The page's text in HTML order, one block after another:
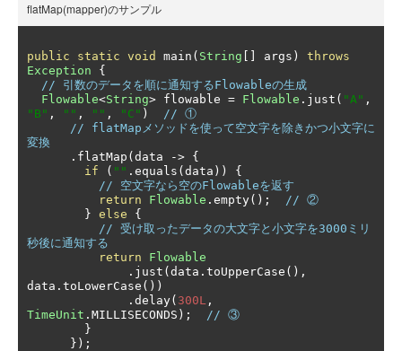
flatMap(mapper)のサンプル
public static void main ( String args )
throws
Exception
{
// 引数のデータを順に通知するFlowableの生成
Flowable<String> flowable = Flowable . just ( "A" ,
"B" , "" , "" , "C" )
// ①
// flatMapメソッドを使って空文字を除きかつ小文字に
変換
. flatMap ( data -> {
if
( "" . equals ( data ))
{
// 空文字なら空のFlowableを返す
return
Flowable . empty();
// ②
} else
{
// 受け取ったデータの大文字と小文字を3000ミリ
秒後に通知する
return
Flowable
. just ( data . toUpperCase (),
data . toLowerCase ())
. delay( 300L ,
TimeUnit . MILLISECONDS );
// ③
}
});